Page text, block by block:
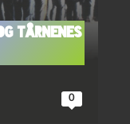
tårnenes
0